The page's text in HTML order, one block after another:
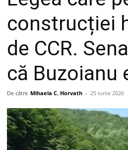
Gorjeanul.ro
construcției
de CCR.
că Buzoianu
De către Mihaela C. Horvath - 25 iunie 2026